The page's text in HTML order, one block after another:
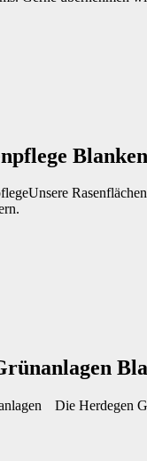
Unsere
Die Herdegen